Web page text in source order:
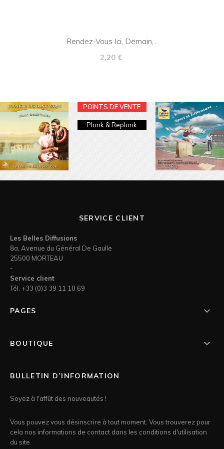
Rendez-Vous Ici, Demain,...
Prix
2,20 €
POINTS DE VENTE
Plonk & Replonk
SERVICE CLIENT
Les Belles Diffusions
8a, Avenue du Général De Gaulle
25500 MORTEAU
-
Service client
Tél. +33 (0)3 39 11 10 69
PAGES 
BOUTIQUE 
BULLETIN D’INFORMATION
Soyez à l'affût des nouveautés !
Vous pouvez vous désinscrire à tout moment. Vous trouverez pour
cela nos informations de contact dans les conditions d'utilisation
du site.